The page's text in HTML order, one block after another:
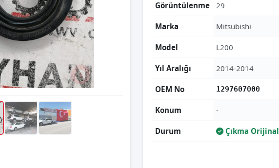
Görüntülenme 29
Marka Mitsubishi
Model L200
Yıl Aralığı 2014-2014
OEM No 1297607000
Konum -
Durum Çıkma Orijinal